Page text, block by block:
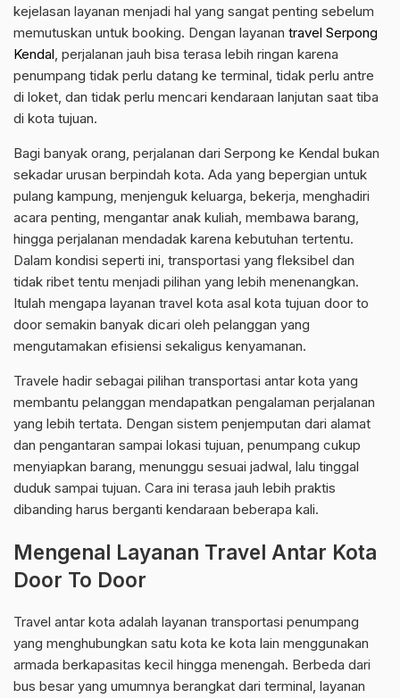
kejelasan layanan menjadi hal yang sangat penting sebelum
memutuskan untuk booking. Dengan layanan travel Serpong
Kendal, perjalanan jauh bisa terasa lebih ringan karena
penumpang tidak perlu datang ke terminal, tidak perlu antre
di loket, dan tidak perlu mencari kendaraan lanjutan saat tiba
di kota tujuan.
Bagi banyak orang, perjalanan dari Serpong ke Kendal bukan
sekadar urusan berpindah kota. Ada yang bepergian untuk
pulang kampung, menjenguk keluarga, bekerja, menghadiri
acara penting, mengantar anak kuliah, membawa barang,
hingga perjalanan mendadak karena kebutuhan tertentu.
Dalam kondisi seperti ini, transportasi yang fleksibel dan
tidak ribet tentu menjadi pilihan yang lebih menenangkan.
Itulah mengapa layanan travel kota asal kota tujuan door to
door semakin banyak dicari oleh pelanggan yang
mengutamakan efisiensi sekaligus kenyamanan.
Travele hadir sebagai pilihan transportasi antar kota yang
membantu pelanggan mendapatkan pengalaman perjalanan
yang lebih tertata. Dengan sistem penjemputan dari alamat
dan pengantaran sampai lokasi tujuan, penumpang cukup
menyiapkan barang, menunggu sesuai jadwal, lalu tinggal
duduk sampai tujuan. Cara ini terasa jauh lebih praktis
dibanding harus berganti kendaraan beberapa kali.
Mengenal Layanan Travel Antar Kota
Door To Door
Travel antar kota adalah layanan transportasi penumpang
yang menghubungkan satu kota ke kota lain menggunakan
armada berkapasitas kecil hingga menengah. Berbeda dari
bus besar yang umumnya berangkat dari terminal, layanan